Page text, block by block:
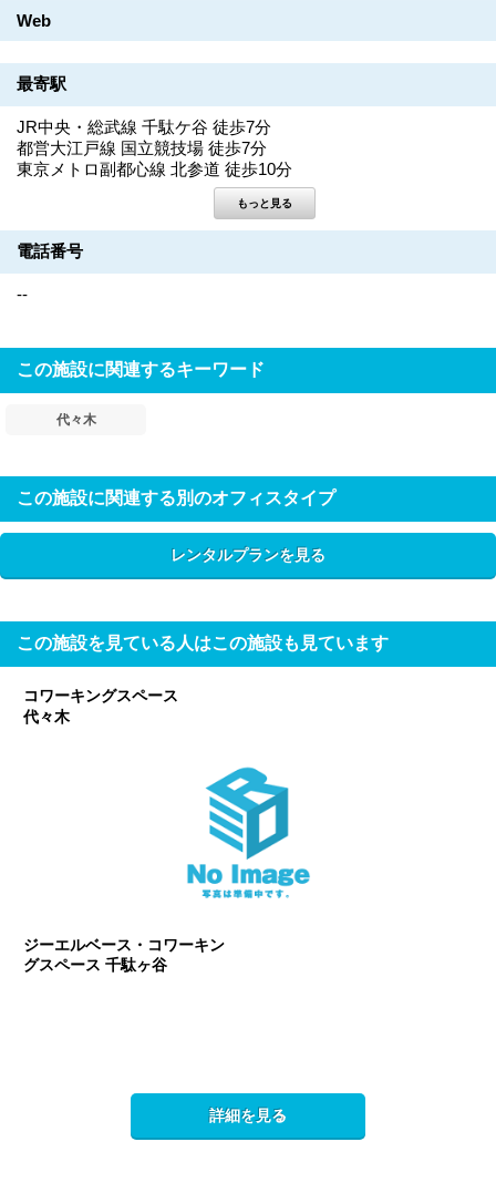
Web
最寄駅
JR中央・総武線 千駄ケ谷 徒歩7分
都営大江戸線 国立競技場 徒歩7分
東京メトロ副都心線 北参道 徒歩10分
電話番号
--
この施設に関連するキーワード
代々木
この施設に関連する別のオフィスタイプ
レンタルプランを見る
この施設を見ている人はこの施設も見ています
コワーキングスペース
代々木
ジーエルベース・コワーキン
グスペース 千駄ヶ谷
詳細を見る